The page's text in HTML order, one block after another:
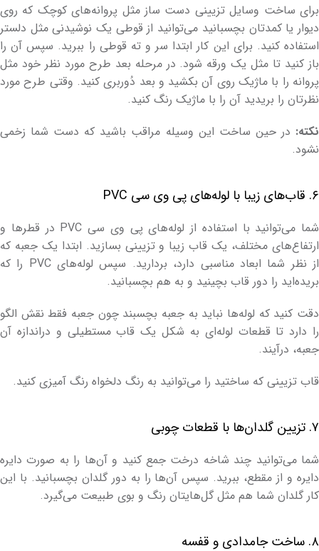
برای ساخت وسایل تزیینی دست ساز مثل پروانه‌های کوچک که روی
دیوار یا کمدتان بچسبانید می‌توانید از قوطی یک نوشیدنی مثل دلستر
استفاده کنید. برای این کار ابتدا سر و ته قوطی را ببرید. سپس آن را
باز کنید تا مثل یک ورقه شود. در مرحله بعد طرح مورد نظر خود مثل
پروانه را با ماژیک روی آن بکشید و بعد دُوربری کنید. وقتی طرح مورد
نظرتان را بریدید آن را با ماژیک رنگ کنید.
نکته: در حین ساخت این وسیله مراقب باشید که دست شما زخمی
نشود.
۶. قاب‌های زیبا با لوله‌های پی وی سی PVC
شما می‌توانید با استفاده از لوله‌های پی وی سی PVC در قطرها و
ارتفاع‌های مختلف، یک قاب زیبا و تزیینی بسازید. ابتدا یک جعبه که
از نظر شما ابعاد مناسبی دارد، بردارید. سپس لوله‌های PVC را که
بریده‌اید را دور قاب بچینید و به هم بچسبانید.
دقت کنید که لوله‌ها نباید به جعبه بچسبند چون جعبه فقط نقش الگو
را دارد تا قطعات لوله‌ای به شکل یک قاب مستطیلی و دراندازه آن
جعبه، درآیند.
قاب تزیینی که ساختید را می‌توانید به رنگ دلخواه رنگ آمیزی کنید.
۷. تزیین گلدان‌ها با قطعات چوبی
شما می‌توانید چند شاخه درخت جمع کنید و آن‌ها را به صورت دایره
دایره و از مقطع، ببرید. سپس آن‌ها را به دور گلدان بچسبانید. با این
کار گلدان شما هم مثل گل‌هایتان رنگ و بوی طبیعت می‌گیرد.
۸. ساخت جامدادی و قفسه